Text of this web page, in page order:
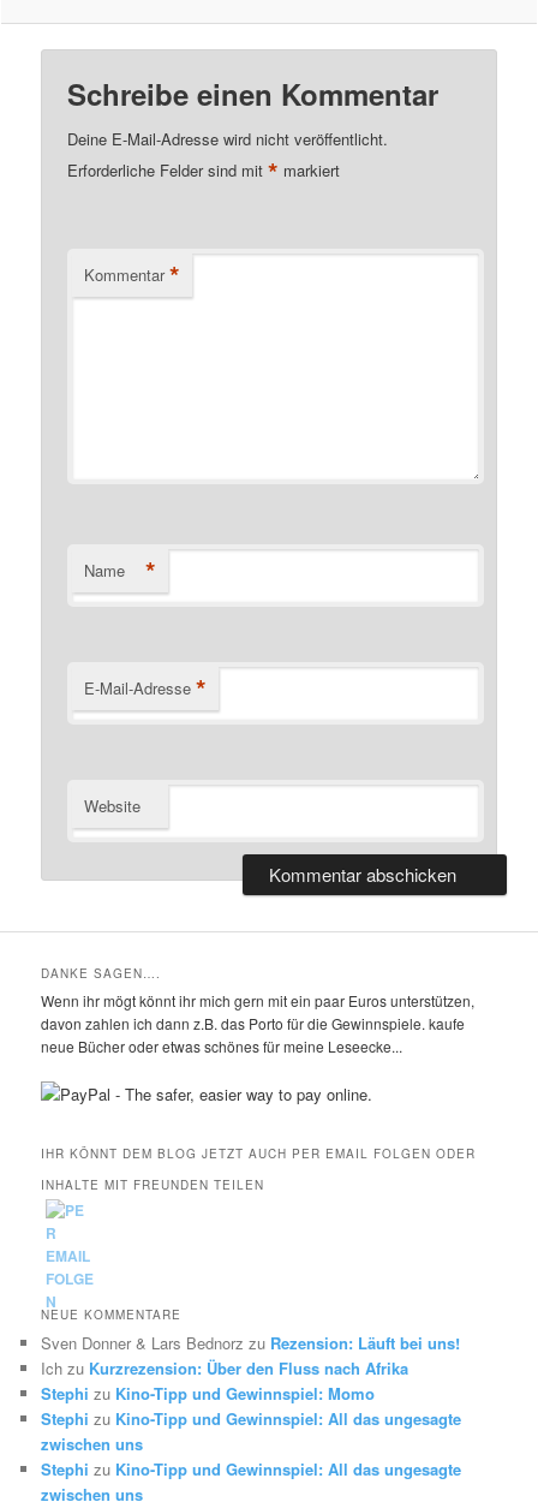
Schreibe einen Kommentar
Deine E-Mail-Adresse wird nicht veröffentlicht.
Erforderliche Felder sind mit* markiert
Kommentar *
Name *
E-Mail-Adresse *
Website
DANKE SAGEN….
Wenn ihr mögt könnt ihr mich gern mit ein paar Euros unterstützen,
davon zahlen ich dann z.B. das Porto für die Gewinnspiele. kaufe
neue Bücher oder etwas schönes für meine Leseecke...
IHR KÖNNT DEM BLOG JETZT AUCH PER EMAIL FOLGEN ODER
INHALTE MIT FREUNDEN TEILEN
NEUE KOMMENTARE
Sven Donner & Lars Bednorz zu Rezension: Läuft bei uns!
Ich zu Kurzrezension: Über den Fluss nach Afrika
Stephi zu Kino-Tipp und Gewinnspiel: Momo
Stephi zu Kino-Tipp und Gewinnspiel: All das ungesagte
zwischen uns
Stephi zu Kino-Tipp und Gewinnspiel: All das ungesagte
zwischen uns